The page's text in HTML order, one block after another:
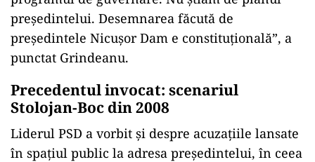
președintelui. Desemnarea făcută de
președintele Nicușor Dam e constituțională”, a
punctat Grindeanu.
Precedentul invocat: scenariul
Stolojan-Boc din 2008
Liderul PSD a vorbit și despre acuzațiile lansate
în spațiul public la adresa președintelui, în ceea